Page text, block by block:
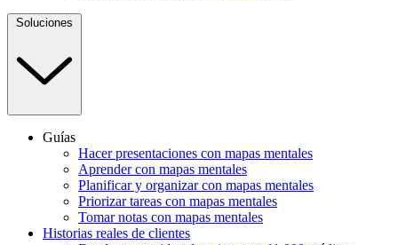
Soluciones
Guías
Hacer presentaciones con mapas mentales
Aprender con mapas mentales
Planificar y organizar con mapas mentales
Priorizar tareas con mapas mentales
Tomar notas con mapas mentales
Historias reales de clientes